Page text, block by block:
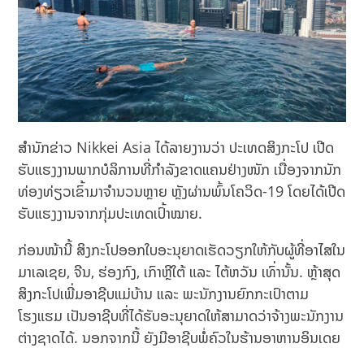
ສຳນັກຂ່າວ Nikkei Asia ໄດ້ລາຍງານວ່າ ປະເທດສິງກະໂປ ເປີດ
ຮັບແຮງງານພາກບໍລິການທີ່ກຳລັງຂາດແຄນຢ່າງໜັກ ເນື່ອງຈາກນັກ
ທ່ອງທ່ຽວເຂົ້າມາຈຳນວນຫຼາຍ ຫຼັງຜ່ານພົ້ນໂຄວິດ-19 ໂດຍໄດ້ເປີດ
ຮັບແຮງງານຈາກກຸ່ມປະເທດເປົ້າໝາຍ.
ກ່ອນໜ້ານີ້ ສິງກະໂປອອກໃບອະນຸຍາດເຮັດວຽກໃຫ້ກັບຜູ້ທີ່ອາໄສໃນ
ມາເລເຊຍ, ຈີນ, ຮ່ອງກົງ, ເກົາຫຼີໃຕ້ ແລະ ໄຕ້ຫວັນ ເທົ່ານັ້ນ. ຫຼ້າສຸດ
ສິງກະໂປເພີ່ມອາຊີບແມ່ບ້ານ ແລະ ພະນັກງານຍົກກະເປົາຕາມ
ໂຮງແຮມ ເປັນອາຊີບທີ່ໄດ້ຮັບອະນຸຍາດໃຫ້ສາມາດວ່າຈ້າງພະນັກງານ
ຕ່າງຊາດໄດ້. ນອກຈາກນີ້ ຍັງມີອາຊີບພໍ່ຄົວໃນຮ້ານອາຫານອິນເດຍ